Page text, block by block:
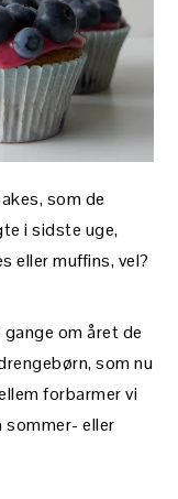
som de
i sidste uge,
eller muffins, vel?
om året de
som nu
forbarmer vi
eller